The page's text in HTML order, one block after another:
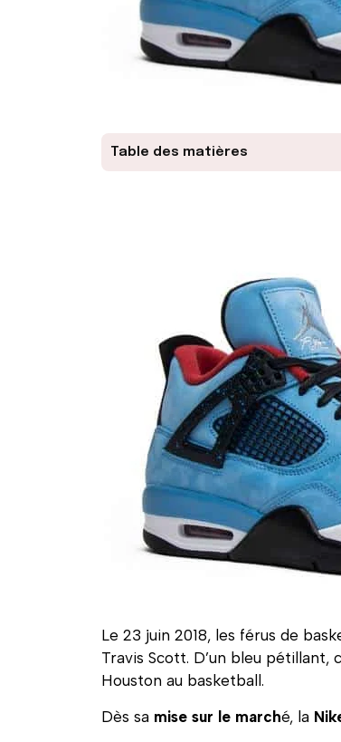
Table des matières
Le 23 juin 2018, les férus de
Travis Scott. D’un bleu
Houston au basketball.
Dès sa mise sur le marché, la